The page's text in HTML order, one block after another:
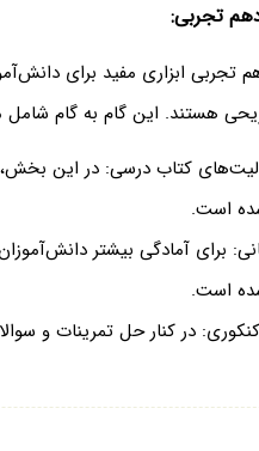
تجربی:
تجربی ابزاری مفید برای
هستند. این گام به گام شامل
کتاب درسی: در این
است.
برای آمادگی بیشتر
است.
در کنار حل تمرینات و